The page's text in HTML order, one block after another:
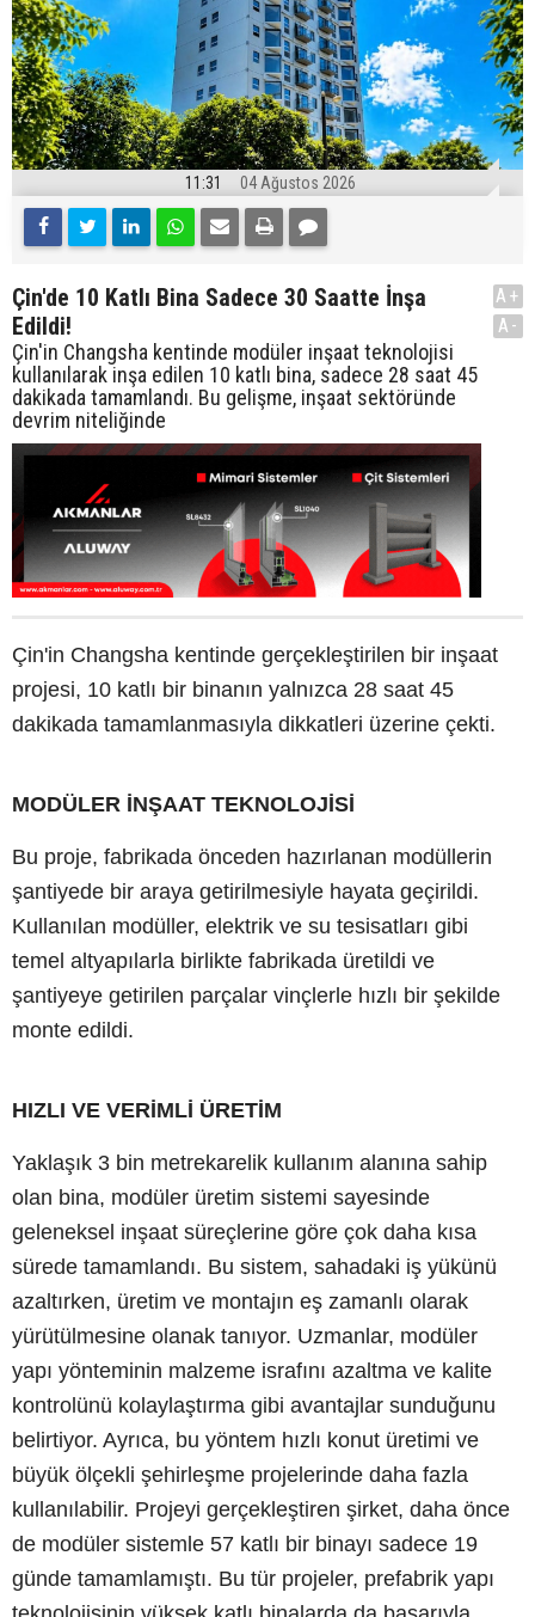
11:31 04 Ağustos 2026
Çin'de 10 Katlı Bina Sadece 30 Saatte İnşa
Edildi!
Çin'in Changsha kentinde modüler inşaat teknolojisi
kullanılarak inşa edilen 10 katlı bina, sadece 28 saat 45
dakikada tamamlandı. Bu gelişme, inşaat sektöründe
devrim niteliğinde
A+
A-
Çin'in Changsha kentinde gerçekleştirilen bir inşaat
projesi, 10 katlı bir binanın yalnızca 28 saat 45
dakikada tamamlanmasıyla dikkatleri üzerine çekti.
MODÜLER İNŞAAT TEKNOLOJİSİ
Bu proje, fabrikada önceden hazırlanan modüllerin
şantiyede bir araya getirilmesiyle hayata geçirildi.
Kullanılan modüller, elektrik ve su tesisatları gibi
temel altyapılarla birlikte fabrikada üretildi ve
şantiyeye getirilen parçalar vinçlerle hızlı bir şekilde
monte edildi.
HIZLI VE VERİMLİ ÜRETİM
Yaklaşık 3 bin metrekarelik kullanım alanına sahip
olan bina, modüler üretim sistemi sayesinde
geleneksel inşaat süreçlerine göre çok daha kısa
sürede tamamlandı. Bu sistem, sahadaki iş yükünü
azaltırken, üretim ve montajın eş zamanlı olarak
yürütülmesine olanak tanıyor. Uzmanlar, modüler
yapı yönteminin malzeme israfını azaltma ve kalite
kontrolünü kolaylaştırma gibi avantajlar sunduğunu
belirtiyor. Ayrıca, bu yöntem hızlı konut üretimi ve
büyük ölçekli şehirleşme projelerinde daha fazla
kullanılabilir. Projeyi gerçekleştiren şirket, daha önce
de modüler sistemle 57 katlı bir binayı sadece 19
günde tamamlamıştı. Bu tür projeler, prefabrik yapı